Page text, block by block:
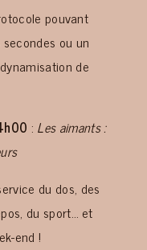
pouvant
ou un
de
: Les aimants :
du dos, des
du sport… et
end !